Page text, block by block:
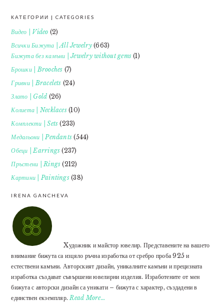
FOOTER
КАТЕГОРИИ | CATEGORIES
Видео | Video (2)
Всички Бижута | All Jewelry(663)
Бижута без камъни | Jewelry without gems (1)
Брошки | Brooches (7)
Гривни | Bracelets (24)
Злато | Gold (26)
Колиета | Necklaces(10)
Комплекти | Sets (233)
Медальони | Pendants (544)
Обеци | Earrings (237)
Пръстени | Rings (212)
Картини | Paintings(38)
IRENA GANCHEVA
Xудожник и майстор ювелир. Представените на вашето
внимание бижута са изцяло ръчна изработка от сребро проба 925 и
естествени камъни. Авторският дизайн, уникалните камъни и прецизната
изработка създават съвършени ювелирни изделия. Изработените от мен
бижута с авторски дизайн са уникати – бижута с характер, създадени в
единствен екземпляр.Read More…